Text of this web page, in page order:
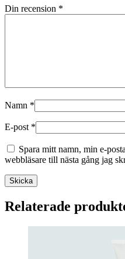
Din recension *
Namn *
E-post *
Spara mitt namn, min e-
webbläsare till nästa gång jag
Skicka
Relaterade